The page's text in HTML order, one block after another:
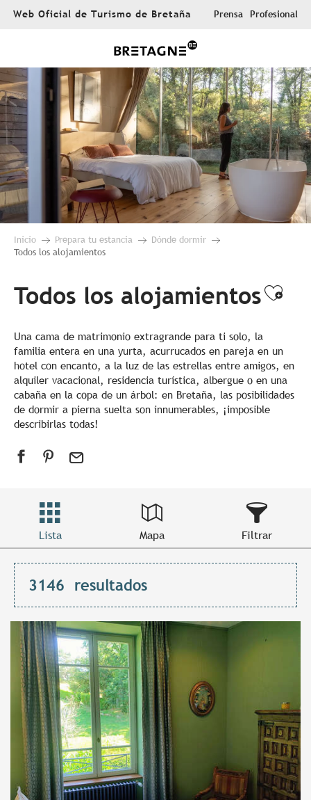
AllerWeb Oficial de Turismo de Bretaña Prensa Profesional
Inicio Prepara tu estancia
Dónde dormir
Todos los alojamientos
Todos los alojamientos
Una cama de matrimonio extragrande para ti solo, la
familia entera en una yurta, acurrucados en pareja en un
hotel con encanto, a la luz de las estrellas entre amigos, en
alquiler vacacional, residencia turística, albergue o en una
cabaña en la copa de un árbol: en Bretaña, las posibilidades
de dormir a pierna suelta son innumerables, ¡imposible
describirlas todas!
Lista Mapa Filtrar
3146 resultados